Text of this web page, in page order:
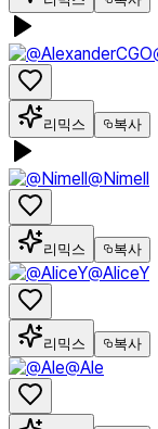
리믹스 복사
@Nimell
리믹스 복사
@AliceY
리믹스 복사
@Ale